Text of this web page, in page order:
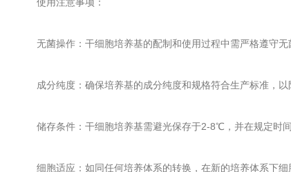
无菌操作：干细胞培养基的配制和使用过程中需严格遵守无
成分纯度：确保培养基的成分纯度和规格符合生产标准，以
储存条件：干细胞培养基需避光保存于2-8℃，并在规定时间
细胞适应：如同任何培养体系的转换，在新的培养体系下细